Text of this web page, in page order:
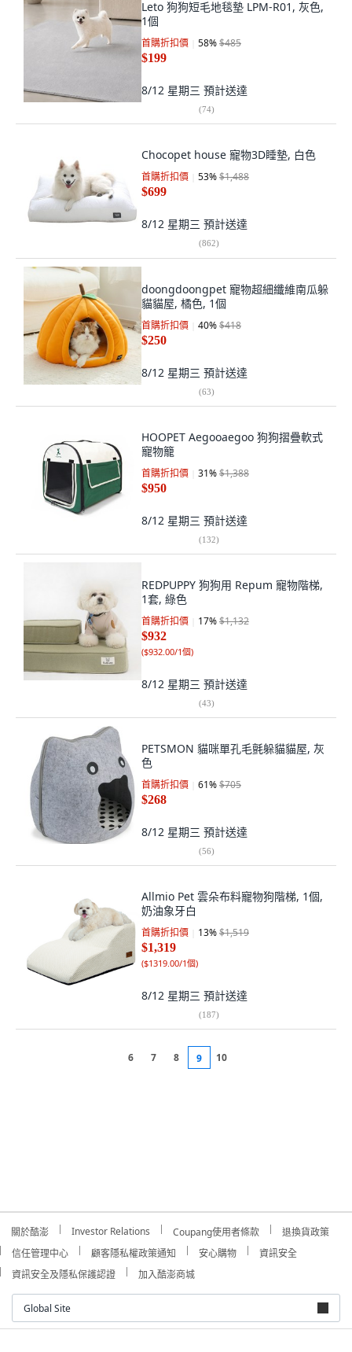
Leto 狗狗短毛地毯墊 LPM-R01, 灰色,
1個
首購折扣價 58%$485
$199
8/12 星期三 預計送達
(74)
Chocopet house 寵物3D睡墊, 白色
首購折扣價 53%$1,488
$699
8/12 星期三 預計送達
(862)
doongdoongpet 寵物超細纖維南瓜躲
貓貓屋, 橘色, 1個
首購折扣價 40%$418
$250
8/12 星期三 預計送達
(63)
HOOPET Aegooaegoo 狗狗摺疊軟式
寵物籠
首購折扣價 31%$1,388
$950
8/12 星期三 預計送達
(132)
REDPUPPY 狗狗用 Repum 寵物階梯,
1套, 綠色
首購折扣價 17%$1,132
$932
($932.00/1個)
8/12 星期三 預計送達
(43)
PETSMON 貓咪單孔毛氈躲貓貓屋, 灰
色
首購折扣價 61%$705
$268
8/12 星期三 預計送達
(56)
Allmio Pet 雲朵布料寵物狗階梯, 1個,
奶油象牙白
首購折扣價 13%$1,519
$1,319
($1319.00/1個)
8/12 星期三 預計送達
(187)
6 7 8 9 10
關於酷澎 Investor Relations Coupang使用者條款
退換貨政策
信任管理中心
顧客隱私權政策通知 安心購物
資訊安全
資訊安全及隱私保護認證
加入酷澎商城
Global Site